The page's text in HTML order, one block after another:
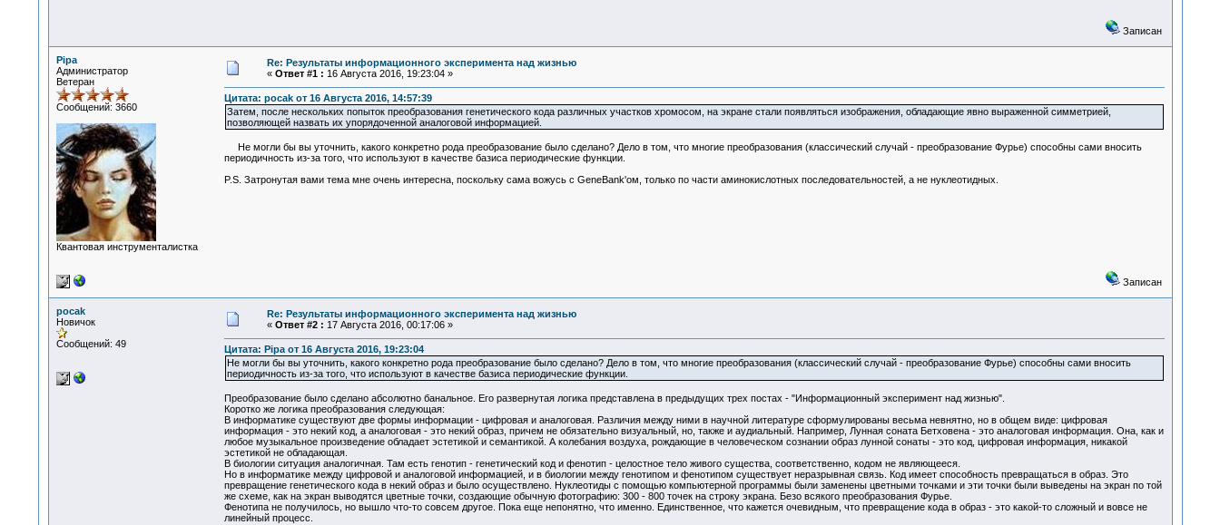
Записан
Pipa
Администратор
Ветеран
Сообщений: 3660
Квантовая инструменталистка
Re: Результаты информационного эксперимента над жизнью
« Ответ #1 : 16 Августа 2016, 19:23:04 »
Цитата: pocak от 16 Августа 2016, 14:57:39
Затем, после нескольких попыток преобразования генетического кода различных участков хромосом, на экране стали появляться изображения, обладающие явно выраженной симметрией,
позволяющей назвать их упорядоченной аналоговой информацией.
Не могли бы вы уточнить, какого конкретно рода преобразование было сделано? Дело в том, что многие преобразования (классический случай - преобразование Фурье) способны сами вносить
периодичность из-за того, что используют в качестве базиса периодические функции.
P.S. Затронутая вами тема мне очень интересна, поскольку сама вожусь с GeneBank'ом, только по части аминокислотных последовательностей, а не нуклеотидных.
Записан
pocak
Новичок
Сообщений: 49
Re: Результаты информационного эксперимента над жизнью
« Ответ #2 : 17 Августа 2016, 00:17:06 »
Цитата: Pipa от 16 Августа 2016, 19:23:04
Не могли бы вы уточнить, какого конкретно рода преобразование было сделано? Дело в том, что многие преобразования (классический случай - преобразование Фурье) способны сами вносить
периодичность из-за того, что используют в качестве базиса периодические функции.
Преобразование было сделано абсолютно банальное. Его развернутая логика представлена в предыдущих трех постах - "Информационный эксперимент над жизнью".
Коротко же логика преобразования следующая:
В информатике существуют две формы информации - цифровая и аналоговая. Различия между ними в научной литературе сформулированы весьма невнятно, но в общем виде: цифровая
информация - это некий код, а аналоговая - это некий образ, причем не обязательно визуальный, но, также и аудиальный. Например, Лунная соната Бетховена - это аналоговая информация. Она, как и
любое музыкальное произведение обладает эстетикой и семантикой. А колебания воздуха, рождающие в человеческом сознании образ лунной сонаты - это код, цифровая информация, никакой
эстетикой не обладающая.
В биологии ситуация аналогичная. Там есть генотип - генетический код и фенотип - целостное тело живого существа, соответственно, кодом не являющееся.
Но в информатике между цифровой и аналоговой информацией, и в биологии между генотипом и фенотипом существует неразрывная связь. Код имеет способность превращаться в образ. Это
превращение генетического кода в некий образ и было осуществлено. Нуклеотиды с помощью компьютерной программы были заменены цветными точками и эти точки были выведены на экран по той
же схеме, как на экран выводятся цветные точки, создающие обычную фотографию: 300 - 800 точек на строку экрана. Безо всякого преобразования Фурье.
Фенотипа не получилось, но вышло что-то совсем другое. Пока еще непонятно, что именно. Единственное, что кажется очевидным, что превращение кода в образ - это какой-то сложный и вовсе не
линейный процесс.